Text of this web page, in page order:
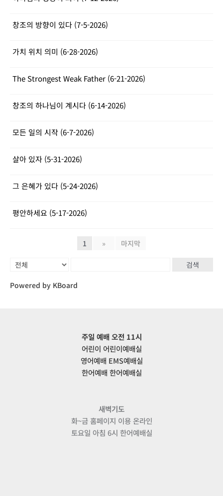
창조의 방향이 있다 (7-5-2026)
가치 위치 의미 (6-28-2026)
The Strongest Weak Father (6-21-2026)
창조의 하나님이 계시다 (6-14-2026)
모든 일의 시작 (6-7-2026)
살아 있자 (5-31-2026)
그 은혜가 있다 (5-24-2026)
평안하세요 (5-17-2026)
1 » 마지막
검색
Powered by KBoard
주일 예배 오전 11시
어린이 어린이예배실
영어예배 EMS예배실
한어예배 한어예배실
새벽기도
화~금 홈페이지 이용 온라인
토요일 아침 6시 한어예배실